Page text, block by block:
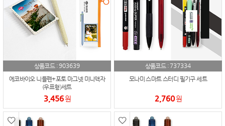
상품코드 :903639
에코바이오 니들펜+포토 마그넷 미니액자
(우표형)세트
3,456원
상품코드 : 737334
모나미 스마트 스터디 필기구 세트
2,760원